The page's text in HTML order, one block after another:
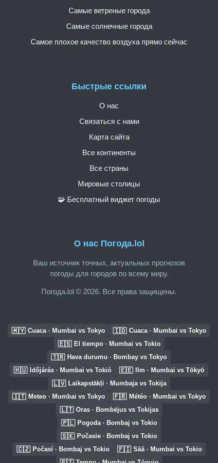
О нас Погода.lol
Ваш источник точных, актуальных прогнозов
погоды для городов по всему миру.
Погода.lol © 2026. Все права защищены.
Быстрые ссылки
О нас
Связаться с нами
Карта сайта
Все континенты
Все страны
Мировые столицы
🧩 Бесплатный виджет погоды
Самые ветреные города
Самые солнечные города
Самое плохое качество воздуха прямо сейчас
🇲🇾 Cuaca · Mumbai vs Tokyo 🇮🇩 Cuaca · Mumbai vs Tokyo
🇪🇸 El tiempo · Mumbai vs Tokio
🇹🇷 Hava durumu · Bombay vs Tokyo
🇭🇺 Időjárás · Mumbai vs Tokió 🇪🇪 Ilm · Mumbai vs Tōkyō
🇱🇻 Laikapstākļi · Mumbaja vs Tokija
🇮🇹 Meteo · Mumbai vs Tokyo 🇫🇷 Météo · Mumbai vs Tokyo
🇱🇹 Oras · Bombėjus vs Tokijas
🇵🇱 Pogoda · Bombaj vs Tokio
🇸🇰 Počasie · Bombaj vs Tokio
🇨🇿 Počasí · Bombaj vs Tokio 🇫🇮 Sää · Mumbai vs Tokio